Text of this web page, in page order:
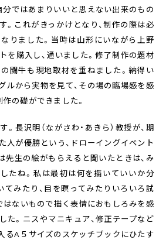
分ではあまりいいと思えない出来のもの
。これがきっかけとなり、制作の際は必
りました。当時は山形にいながら上野
を購入し、通いました。修了制作の題材
闘牛も現地取材を重ねました。納得い
ルから実物を見て、その場の臨場感を感
の礎ができました。
長沢明（ながさわ・あきら）教授が、期
人が優勝という、ドローイングイベント
先生の絵がもらえると聞いたときは、み
たね。私は最初は何を描いていいか分
てみたり、目を瞑ってみたりいろいろ試
はないもので描く表情におもしろみを感
た。ニスやマニキュア、修正テープなど
るA５サイズのスケッチブックにひたす